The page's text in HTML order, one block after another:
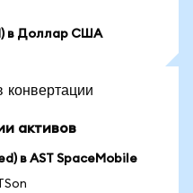
в Доллар США
конвертации
активов
в AST SpaceMobile